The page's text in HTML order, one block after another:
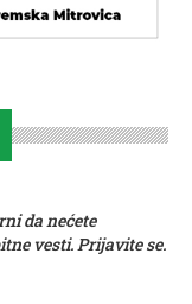
da nećete
vesti. Prijavite se.